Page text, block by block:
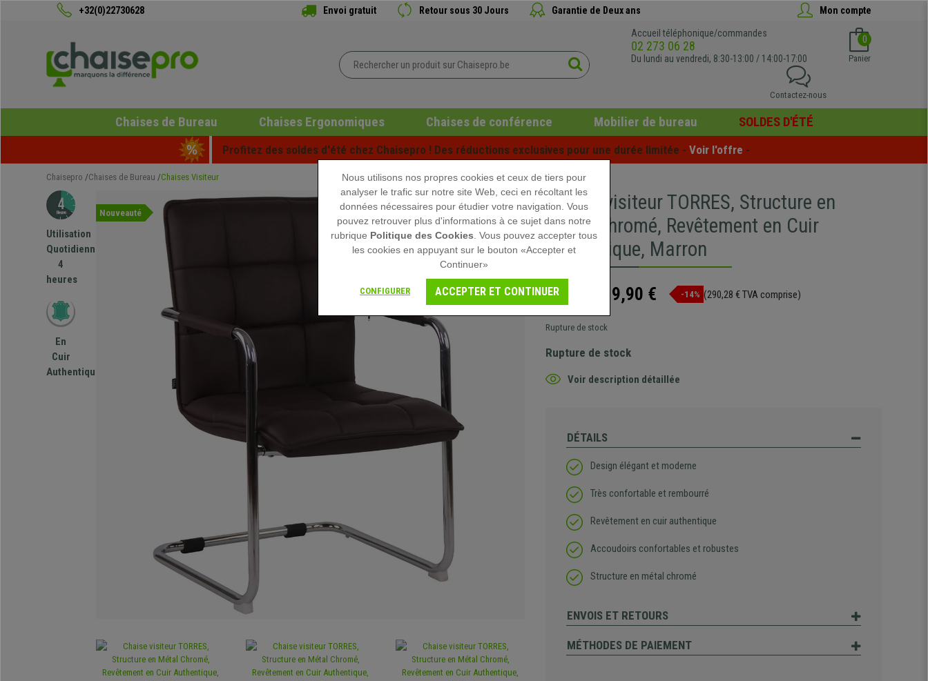
+32(0)22730628 Envoi gratuit Retour sous 30 Jours Garantie de Deux ans Mon compte
Accueil téléphonique/commandes
02 273 06 28
Du lundi au vendredi, 8:30-13:00 / 14:00-17:00
0
Panier
Contactez-nous
Chaises de Bureau Chaises Ergonomiques Chaises de conférence Mobilier de bureau SOLDES D'ÉTÉ
Profitez des soldes d'été chez Chaisepro ! Des réductions exclusives pour une durée limitée - Voir l'offre -
Chaisepro Chaises de Bureau Chaises Visiteur
Utilisation
Quotidienne
4
heures
En
Cuir
Authentique
Nouveauté
Chaise visiteur TORRES, Structure en
Métal Chromé, Revêtement en Cuir
Authentique, Marron
279,90 € 239,90 € -14% (290,28 € TVA comprise)
Rupture de stock
Rupture de stock
Voir description détaillée
DÉTAILS
Design élégant et moderne
Très confortable et rembourré
Revêtement en cuir authentique
Accoudoirs confortables et robustes
Structure en métal chromé
ENVOIS ET RETOURS
MÉTHODES DE PAIEMENT
Nous utilisons nos propres cookies et ceux de tiers pour
analyser le trafic sur notre site Web, ceci en récoltant les
données nécessaires pour étudier votre navigation. Vous
pouvez retrouver plus d'informations à ce sujet dans notre
rubrique Politique des Cookies . Vous pouvez accepter tous
les cookies en appuyant sur le bouton «Accepter et
Continuer»
CONFIGURER ACCEPTER ET CONTINUER